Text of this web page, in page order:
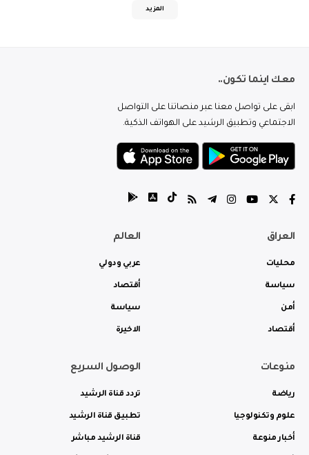
المزيد
معك اينما تكون..
ابقى على تواصل معنا عبر منصاتنا على التواصل
الاجتماعي وتطبيق الرشيد على الهواتف الذكية.
العراق
محليات
سياسة
أمن
أقتصاد
العالم
عربي ودولي
أقتصاد
سياسة
الاخيرة
منوعات
رياضة
علوم وتكنولوجيا
أخبار منوعة
الوصول السريع
تردد قناة الرشيد
تطبيق قناة الرشيد
قناة الرشيد مباشر